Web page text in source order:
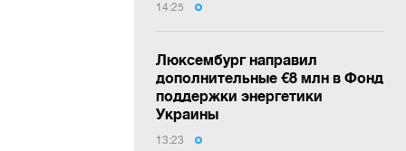
14:25
Люксембург направил
дополнительные €8 млн в Фонд
поддержки энергетики
Украины
13:23